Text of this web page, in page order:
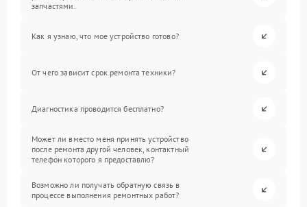
запчастями.
Как я узнаю, что мое устройство готово?
От чего зависит срок ремонта техники?
Диагностика проводится бесплатно?
Может ли вместо меня принять устройство
после ремонта другой человек, контактный
телефон которого я предоставлю?
Возможно ли получать обратную связь в
процессе выполнения ремонтных работ?